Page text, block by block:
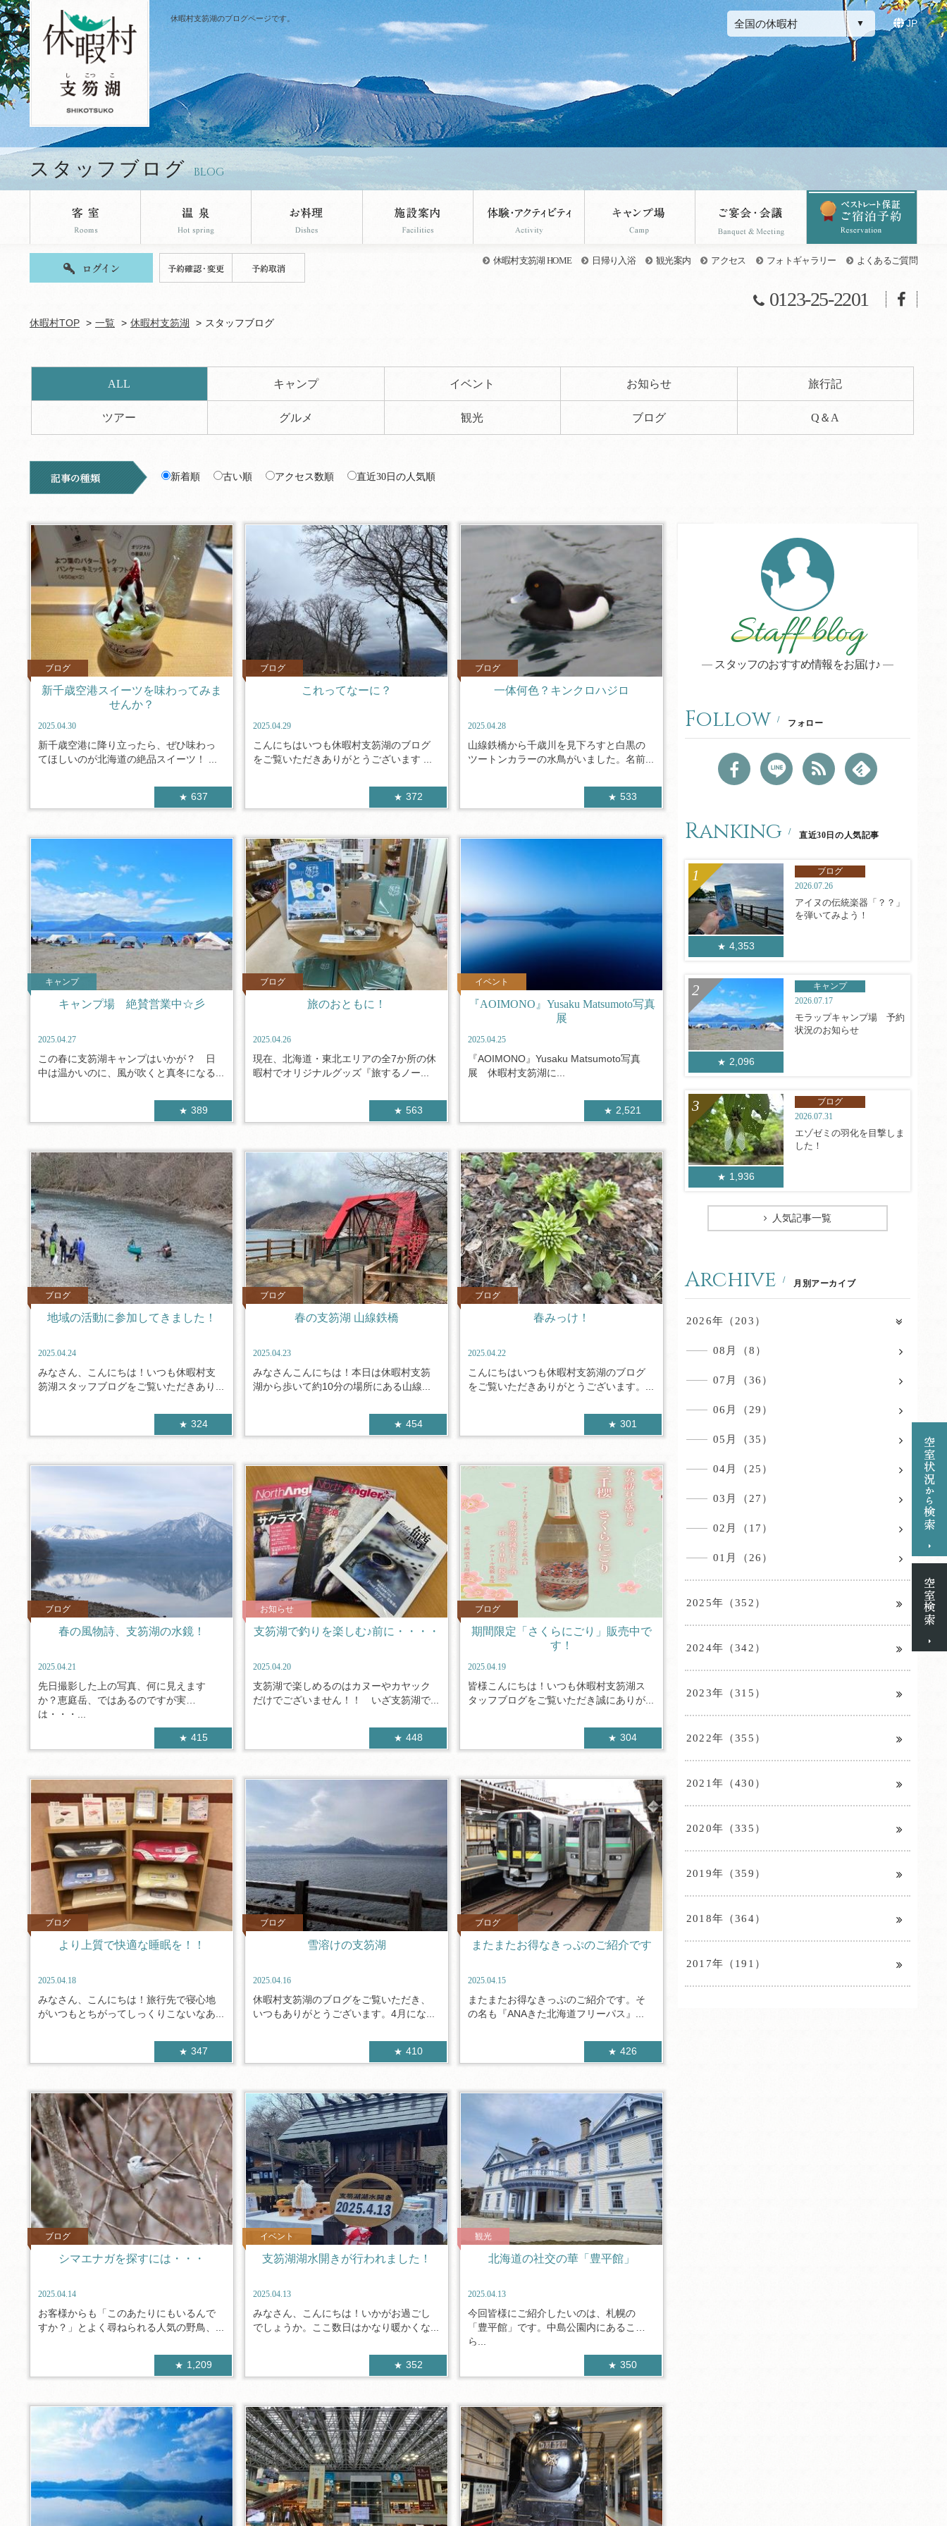
休暇村支笏湖のブログページです。 全国の休暇村 JP
スタッフブログ BLOG
休暇村支笏湖 HOME 日帰り入浴 観光案内 アクセス フォトギャラリー よくあるご質問
0123-25-2201
休暇村TOP 一覧 休暇村支笏湖 スタッフブログ
ALL キャンプ イベント お知らせ 旅行記
ツアー グルメ 観光 ブログ Q＆A
新着順 古い順 アクセス数順 直近30日の人気順
ブログ
新千歳空港スイーツを味わってみま
せんか？
2025.04.30
新千歳空港に降り立ったら、ぜひ味わっ
てほしいのが北海道の絶品スイーツ！ ...
637
ブログ
これってなーに？
2025.04.29
こんにちはいつも休暇村支笏湖のブログ
をご覧いただきありがとうございます ...
372
ブログ
一体何色？キンクロハジロ
2025.04.28
山線鉄橋から千歳川を見下ろすと白黒の
ツートンカラーの水鳥がいました。名前...
533
キャンプ
キャンプ場 絶賛営業中☆彡
2025.04.27
この春に支笏湖キャンプはいかが？ 日
中は温かいのに、風が吹くと真冬になる...
389
ブログ
旅のおともに！
2025.04.26
現在、北海道・東北エリアの全7か所の休
暇村でオリジナルグッズ『旅するノー...
563
イベント
『AOIMONO』Yusaku Matsumoto写真
展
2025.04.25
『AOIMONO』Yusaku Matsumoto写真
展 休暇村支笏湖に...
2,521
ブログ
地域の活動に参加してきました！
2025.04.24
みなさん、こんにちは！いつも休暇村支
笏湖スタッフブログをご覧いただきあり...
324
ブログ
春の支笏湖 山線鉄橋
2025.04.23
みなさんこんにちは！本日は休暇村支笏
湖から歩いて約10分の場所にある山線...
454
ブログ
春みっけ！
2025.04.22
こんにちはいつも休暇村支笏湖のブログ
をご覧いただきありがとうございます。...
301
ブログ
春の風物詩、支笏湖の水鏡！
2025.04.21
先日撮影した上の写真、何に見えます
か？恵庭岳、ではあるのですが実
は・・・...
415
お知らせ
支笏湖で釣りを楽しむ♪前に・・・・
2025.04.20
支笏湖で楽しめるのはカヌーやカヤック
だけでございません！！ いざ支笏湖で...
448
ブログ
期間限定「さくらにごり」販売中で
す！
2025.04.19
皆様こんにちは！いつも休暇村支笏湖ス
タッフブログをご覧いただき誠にありが...
304
ブログ
より上質で快適な睡眠を！！
2025.04.18
みなさん、こんにちは！旅行先で寝心地
がいつもとちがってしっくりこないなあ...
347
ブログ
雪溶けの支笏湖
2025.04.16
休暇村支笏湖のブログをご覧いただき、
いつもありがとうございます。4月にな...
410
ブログ
またまたお得なきっぷのご紹介です
2025.04.15
またまたお得なきっぷのご紹介です。そ
の名も『ANAきた北海道フリーパス』...
426
ブログ
シマエナガを探すには・・・
2025.04.14
お客様からも「このあたりにもいるんで
すか？」とよく尋ねられる人気の野鳥、...
1,209
イベント
支笏湖湖水開きが行われました！
2025.04.13
みなさん、こんにちは！いかがお過ごし
でしょうか。ここ数日はかなり暖かくな...
352
観光
北海道の社交の華「豊平館」
2025.04.13
今回皆様にご紹介したいのは、札幌の
「豊平館」です。中島公園内にあるこち
ら...
350
Staff blog
スタッフのおすすめ情報をお届け♪
Follow フォロー
Ranking 直近30日の人気記事
4,353
ブログ
2026.07.26
アイヌの伝統楽器「？？」
を弾いてみよう！
2,096
キャンプ
2026.07.17
モラップキャンプ場 予約
状況のお知らせ
1,936
ブログ
2026.07.31
エゾゼミの羽化を目撃しま
した！
人気記事一覧
Archive 月別アーカイブ
2026年（203）
08月（8）
07月（36）
06月（29）
05月（35）
04月（25）
03月（27）
02月（17）
01月（26）
2025年（352）
2024年（342）
2023年（315）
2022年（355）
2021年（430）
2020年（335）
2019年（359）
2018年（364）
2017年（191）